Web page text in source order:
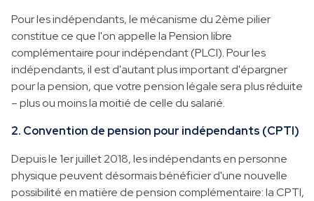
Pour les indépendants, le mécanisme du 2ème pilier
constitue ce que l'on appelle la Pension libre
complémentaire pour indépendant (PLCI). Pour les
indépendants, il est d'autant plus important d'épargner
pour la pension, que votre pension légale sera plus réduite
– plus ou moins la moitié de celle du salarié.
2. Convention de pension pour indépendants (CPTI)
Depuis le 1er juillet 2018, les indépendants en personne
physique peuvent désormais bénéficier d'une nouvelle
possibilité en matière de pension complémentaire: la CPTI,